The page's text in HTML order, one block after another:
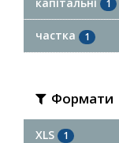
1
частка 1
Формати
XLS 1